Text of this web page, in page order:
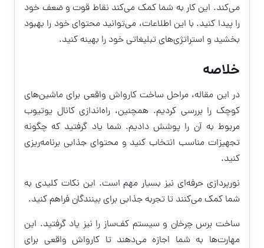
می‌کند. این کار به شما کمک می‌کند نقاط قوت و ضعف خود
را پیدا کنید. با این اطلاعات، می‌توانید محتوای خود را بهبود
بخشید و استراتژی‌های تبلیغاتی خود را بهینه کنید.
خلاصه
در این مقاله، مراحل ساخت کارواش واقعی برای ماشین‌های
کوچک را بررسی کردیم. همچنین، راه‌اندازی کانال یوتیوب
مربوط به آن را پوشش دادیم. شما یاد گرفتید که چگونه
تجهیزات مناسب انتخاب کنید و محتوای جذابی برنامه‌ریزی
کنید.
نورپردازی حرفه‌ای نیز بسیار مهم است. این نکات کلیدی به
شما کمک می‌کنند تا تجربه جذابی برای بینندگان فراهم کنید.
ساخت برس چرخان و سیستم کف‌ساز را نیز یاد گرفتید. این
مهارت‌ها به شما اجازه می‌دهند تا کارواش واقعی برای